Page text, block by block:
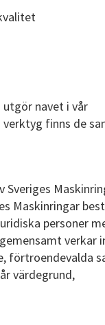
utgör navet i vår
finns de
Sveriges
Maskinringar
personer
verkar
förtroendevalda
värdegrund,